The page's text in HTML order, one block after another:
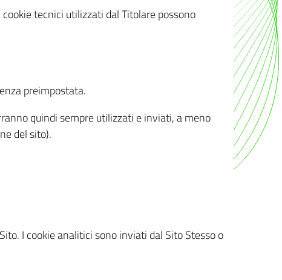
tecnici utilizzati dal Titolare possono
preimpostata.
quindi sempre utilizzati e inviati, a meno
del sito).
I cookie analitici sono inviati dal Sito Stesso o